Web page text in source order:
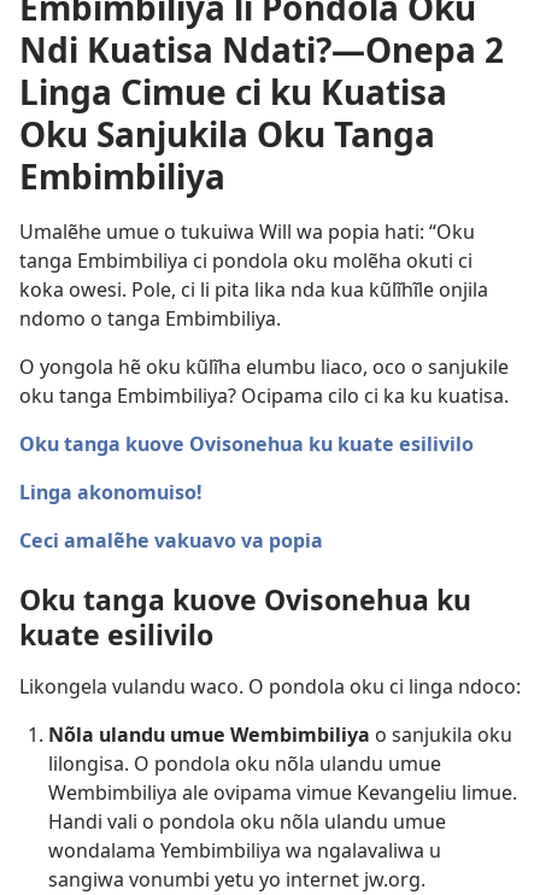
Ndi Kuatisa Ndati?—Onepa 2
Linga Cimue ci ku Kuatisa
Oku Sanjukila Oku Tanga
Embimbiliya
Umalẽhe umue o tukuiwa Will wa popia hati: “Oku
tanga Embimbiliya ci pondola oku molẽha okuti ci
koka owesi. Pole, ci li pita lika nda kua kũlĩhĩle onjila
ndomo o tanga Embimbiliya.
O yongola hẽ oku kũlĩha elumbu liaco, oco o sanjukile
oku tanga Embimbiliya? Ocipama cilo ci ka ku kuatisa.
Oku tanga kuove Ovisonehua ku kuate esilivilo
Linga akonomuiso!
Ceci amalẽhe vakuavo va popia
Oku tanga kuove Ovisonehua ku
kuate esilivilo
Likongela vulandu waco. O pondola oku ci linga ndoco:
Nõla ulandu umue Wembimbiliya o sanjukila oku
lilongisa. O pondola oku nõla ulandu umue
Wembimbiliya ale ovipama vimue Kevangeliu limue.
Handi vali o pondola oku nõla ulandu umue
wondalama Yembimbiliya wa ngalavaliwa u
sangiwa vonumbi yetu yo internet jw.org.